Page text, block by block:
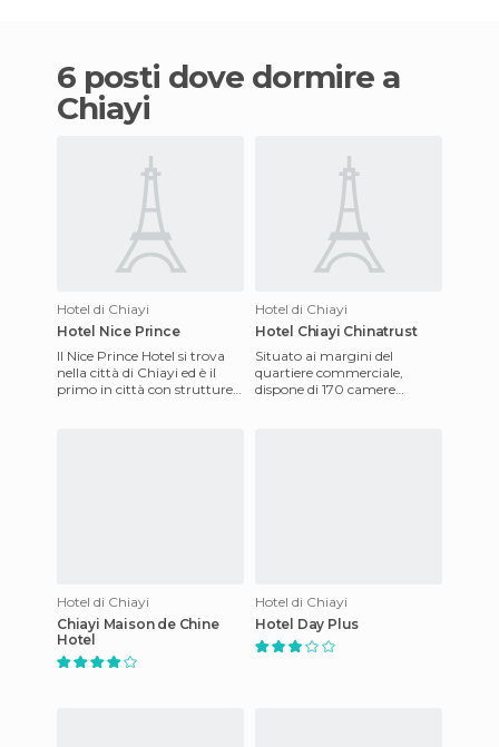
6 posti dove dormire a
Chiayi
Hotel di Chiayi
Hotel Nice Prince
Il Nice Prince Hotel si trova
nella città di Chiayi ed è il
primo in città con strutture e
Hotel di Chiayi
Hotel Chiayi Chinatrust
Situato ai margini del
quartiere commerciale,
dispone di 170 camere
Hotel di Chiayi
Chiayi Maison de Chine
Hotel
Hotel di Chiayi
Hotel Day Plus